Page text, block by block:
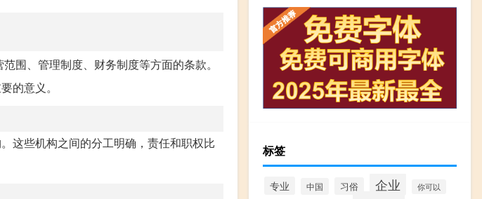
围、管理制度、财务制度等方面的条款。
的意义。
这些机构之间的分工明确，责任和职权比
标签
专业 中国 习俗 企业 你可以